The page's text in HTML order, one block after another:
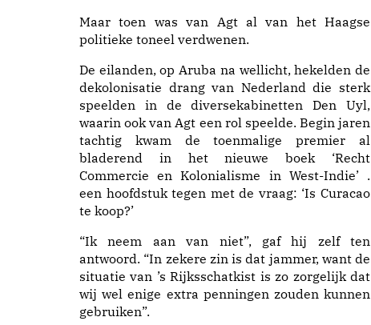
Maar toen was van Agt al van het Haagse
politieke toneel verdwenen.
De eilanden, op Aruba na wellicht, hekelden de
dekolonisatie drang van Nederland die sterk
speelden in de diversekabinetten Den Uyl,
waarin ook van Agt een rol speelde. Begin jaren
tachtig kwam de toenmalige premier al
bladerend in het nieuwe boek ‘Recht
Commercie en Kolonialisme in West-Indie’ .
een hoofdstuk tegen met de vraag: ‘Is Curacao
te koop?’
“Ik neem aan van niet”, gaf hij zelf ten
antwoord. “In zekere zin is dat jammer, want de
situatie van ’s Rijksschatkist is zo zorgelijk dat
wij wel enige extra penningen zouden kunnen
gebruiken”.